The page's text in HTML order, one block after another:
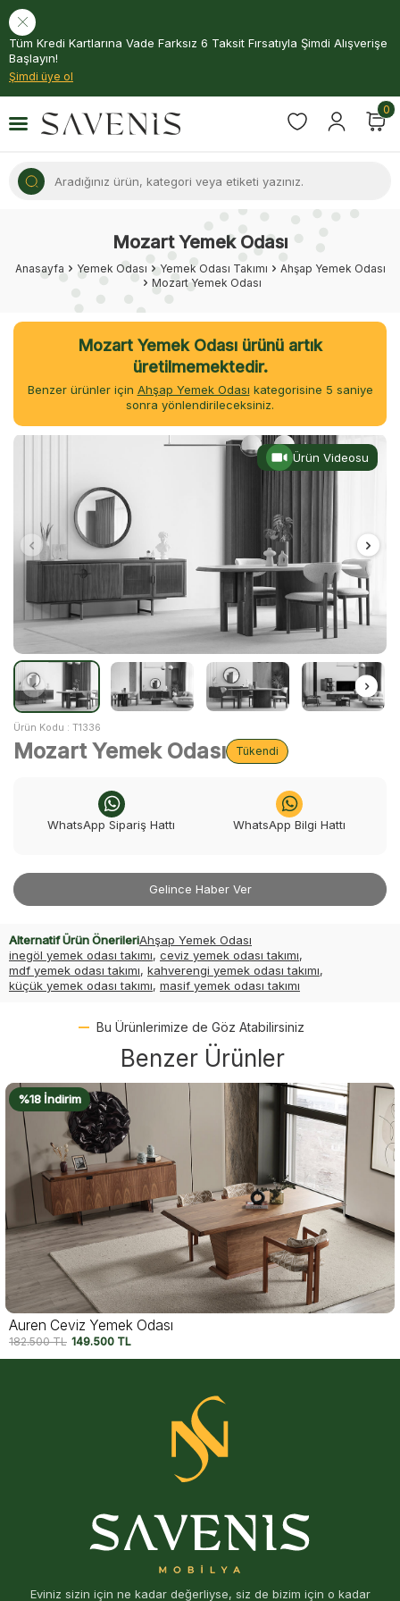
Tüm Kredi Kartlarına Vade Farksız 6 Taksit Fırsatıyla Şimdi Alışverişe
Başlayın!
Şimdi üye ol
0
Mozart Yemek Odası
Anasayfa Yemek Odası Yemek Odası Takımı
Ahşap Yemek Odası
Mozart Yemek Odası
Mozart Yemek Odası ürünü artık
üretilmemektedir.
Benzer ürünler için Ahşap Yemek Odası kategorisine 4 saniye
sonra yönlendirileceksiniz.
Ürün Videosu
Ürün Kodu : T1336
Mozart Yemek Odası Tükendi
WhatsApp Sipariş Hattı WhatsApp Bilgi Hattı
Gelince Haber Ver
Alternatif Ürün ÖnerileriAhşap Yemek Odası
inegöl yemek odası takımı, ceviz yemek odası takımı,
mdf yemek odası takımı, kahverengi yemek odası takımı,
küçük yemek odası takımı, masif yemek odası takımı
Bu Ürünlerimize de Göz Atabilirsiniz
Benzer Ürünler
%18 İndirim
Auren Ceviz Yemek Odası
182.500TL 149.500 TL
Eviniz sizin için ne kadar değerliyse, siz de bizim için o kadar